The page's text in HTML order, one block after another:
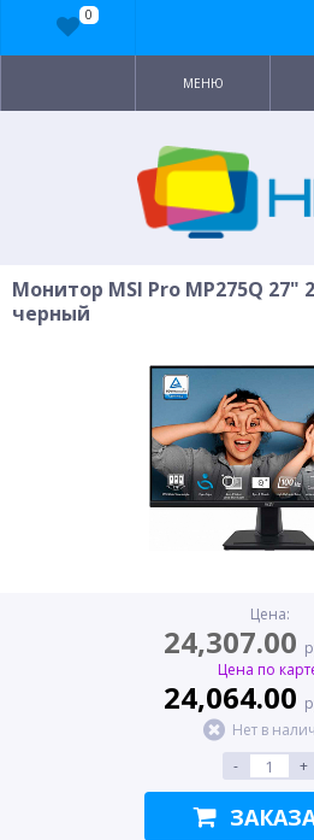
МЕНЮ
Монитор MSI Pro MP275Q 27"
черный
Цена:
24,307.00
Цена по
24,064.00
Нет в
-
+
0